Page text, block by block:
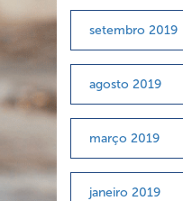
setembro 2019
agosto 2019
março 2019
janeiro 2019